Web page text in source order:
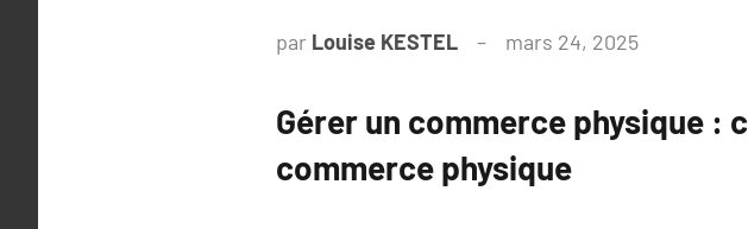
par Louise KESTEL mars 24, 2025
Gérer un commerce physique
commerce physique